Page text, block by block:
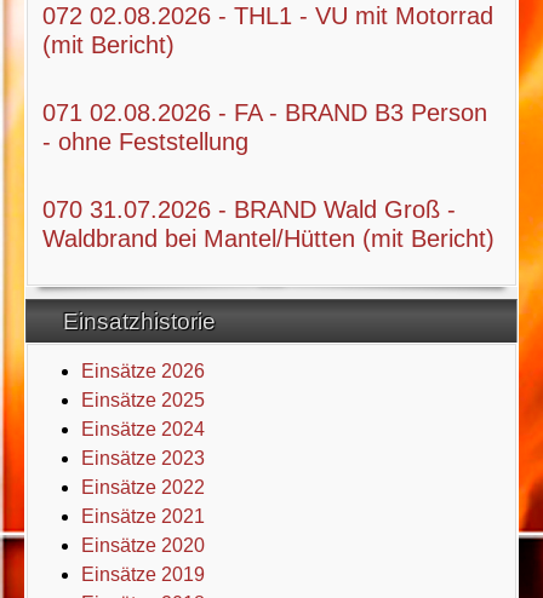
072 02.08.2026 - THL1 - VU mit Motorrad
(mit Bericht)
071 02.08.2026 - FA - BRAND B3 Person
- ohne Feststellung
070 31.07.2026 - BRAND Wald Groß -
Waldbrand bei Mantel/Hütten (mit Bericht)
Einsatzhistorie
Einsätze 2026
Einsätze 2025
Einsätze 2024
Einsätze 2023
Einsätze 2022
Einsätze 2021
Einsätze 2020
Einsätze 2019